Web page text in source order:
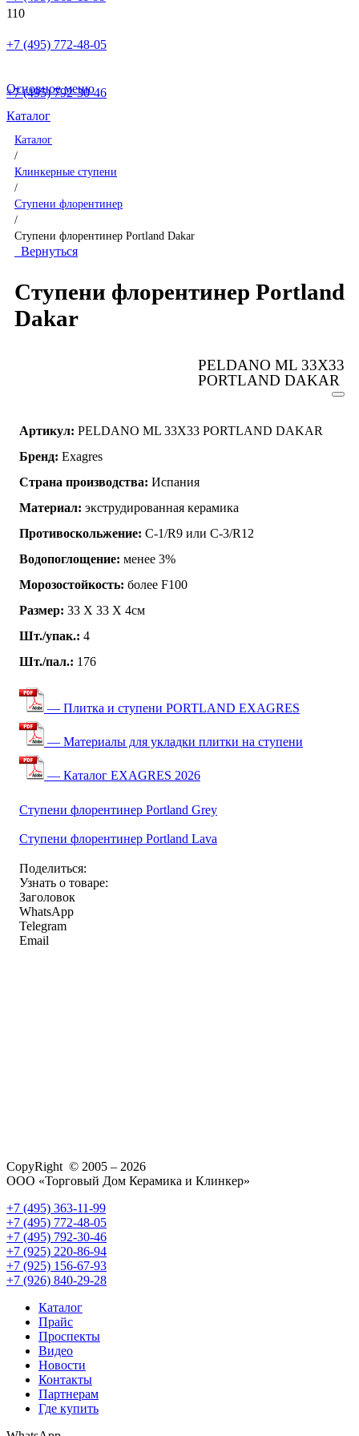
+7 (495) 772-48-05
+7 (495) 792-30-46
Основное меню
Каталог
Каталог
/
Клинкерные ступени
/
Ступени флорентинер
/
Ступени флорентинер Portland Dakar
Вернуться
Ступени флорентинер Portland
Dakar
PELDANO ML 33X33
PORTLAND DAKAR
Артикул: PELDANO ML 33X33 PORTLAND DAKAR
Бренд: Exagres
Страна производства: Испания
Материал: экструдированная керамика
Противоскольжение: C-1/R9 или C-3/R12
Водопоглощение: менее 3%
Морозостойкость: более F100
Размер: 33 Х 33 Х 4см
Шт./упак.: 4
Шт./пал.: 176
— Плитка и ступени PORTLAND EXAGRES
— Материалы для укладки плитки на ступени
— Каталог EXAGRES 2026
Ступени флорентинер Portland Grey
Ступени флорентинер Portland Lava
Поделиться:
Узнать о товаре:
Заголовок
WhatsApp
Telegram
Email
CopyRight © 2005 – 2026
ООО «Торговый Дом Керамика и Клинкер»
+7 (495) 363-11-99
+7 (495) 772-48-05
+7 (495) 792-30-46
+7 (925) 220-86-94
+7 (925) 156-67-93
+7 (926) 840-29-28
Каталог
Прайс
Проспекты
Видео
Новости
Контакты
Партнерам
Где купить